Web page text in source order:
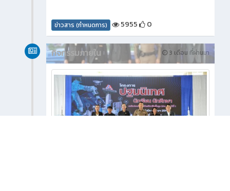
ข่าวสาร (กำหนดการ) 5955 0
3 เดือน ที่ผ่านมา
กิจกรรมภายใน